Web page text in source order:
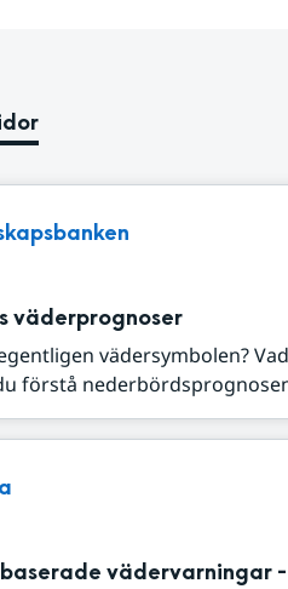
väderprognoser
vädersymbolen?
förstå
vädervarningar